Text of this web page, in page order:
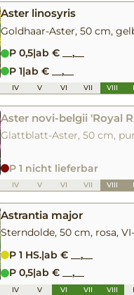
Aster linosyris
Goldhaar-Aster, 50 cm,
P 0,5|ab € __,__
P 1|ab € __,__
IV V VI VII VIII
Aster novi-belgii 'Royal
Glattblatt-Aster, 50 cm,
P 1 nicht lieferbar
IV V VI VII VIII
Astrantia major
Sterndolde, 50 cm, rosa,
P 1 HS.|ab € __,__
P 0,5|ab € __,__
IV V VI VII VIII